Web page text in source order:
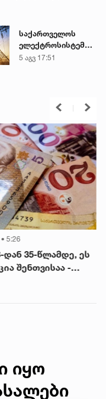
საქართველოს
ელექტროსისტემა
სპეციალურ
5 აგვ 17:51
5:26
დან 35-წლამდე, ეს
შენთვისაა -
იყო